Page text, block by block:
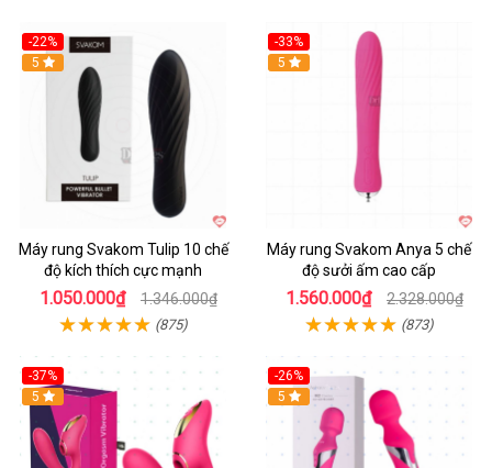
-22%
Hot
5
Máy rung Svakom Tulip 10 chế
độ kích thích cực mạnh
1.050.000₫ 1.346.000₫
(875)
-33%
Hot
5
Máy rung Svakom Anya 5 chế
độ sưởi ấm cao cấp
1.560.000₫ 2.328.000₫
(873)
-37%
Hot
5
-26%
Hot
5